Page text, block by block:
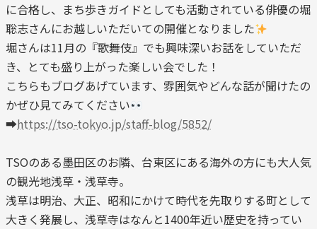
に合格し、まち歩きガイドとしても活動されている俳優の堀
聡志さんにお越しいただいての開催となりました
堀さんは11月の『歌舞伎』でも興味深いお話をしていただ
き、とても盛り上がった楽しい会でした！
こちらもブログあげています、雰囲気やどんな話が聞けたの
かぜひ見てみてください
➡https://tso-tokyo.jp/staff-blog/5852/
TSOのある墨田区のお隣、台東区にある海外の方にも大人気
の観光地浅草・浅草寺。
浅草は明治、大正、昭和にかけて時代を先取りする町として
大きく発展し、浅草寺はなんと1400年近い歴史を持ってい